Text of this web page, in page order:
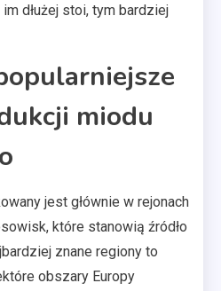
dłużej stoi, tym bardziej
miodu
jest głównie w rejonach
które stanowią źródło
znane regiony to
obszary Europy